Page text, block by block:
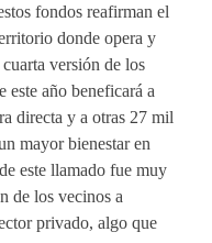
fondos reafirman el
donde opera y
versión de los
este año beneficará a
directa y a otras 27 mil
mayor bienestar en
este llamado fue muy
de los vecinos a
privado, algo que